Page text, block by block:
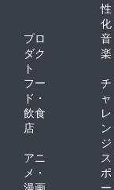
性
化
プロ
ダク
ト
音
楽
フー
ド・
飲食
店
チ
ャ
レ
ン
ジ
アニ
メ・
ス
ポ